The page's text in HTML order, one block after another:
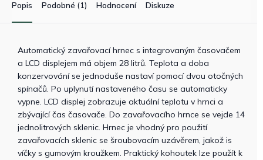
Popis Podobné (1) Hodnocení Diskuze
Automatický zavařovací hrnec s integrovaným časovačem
a LCD displejem má objem 28 litrů. Teplota a doba
konzervování se jednoduše nastaví pomocí dvou otočných
spínačů. Po uplynutí nastaveného času se automaticky
vypne. LCD displej zobrazuje aktuální teplotu v hrnci a
zbývající čas časovače. Do zavařovacího hrnce se vejde 14
jednolitrových sklenic. Hrnec je vhodný pro použití
zavařovacích sklenic se šroubovacím uzávěrem, jakož is
víčky s gumovým kroužkem. Praktický kohoutek lze použít k